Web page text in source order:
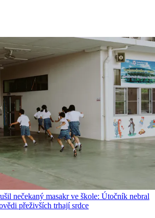
nečekaný masakr ve škole: Útočník nebral
přeživších trhají srdce